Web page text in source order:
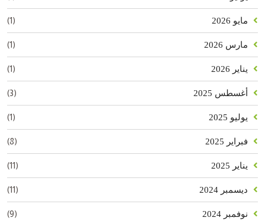
مايو 2026 (1)
مارس 2026 (1)
يناير 2026 (1)
أغسطس 2025 (3)
يوليو 2025 (1)
فبراير 2025 (8)
يناير 2025 (11)
ديسمبر 2024 (11)
نوفمبر 2024 (9)